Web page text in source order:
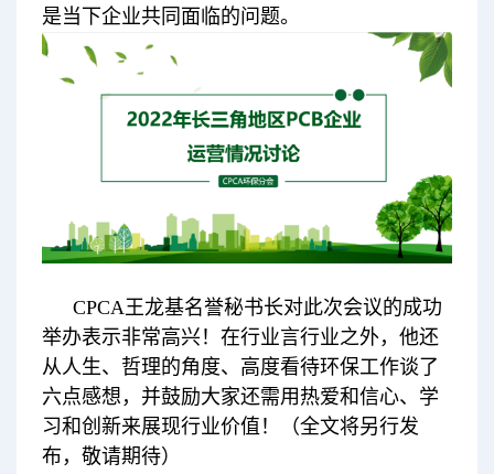
是当下企业共同面临的问题。
CPCA王龙基名誉秘书长对此次会议的成功
举办表示非常高兴！在行业言行业之外，他还
从人生、哲理的角度、高度看待环保工作谈了
六点感想，并鼓励大家还需用热爱和信心、学
习和创新来展现行业价值！（全文将另行发
布，敬请期待）